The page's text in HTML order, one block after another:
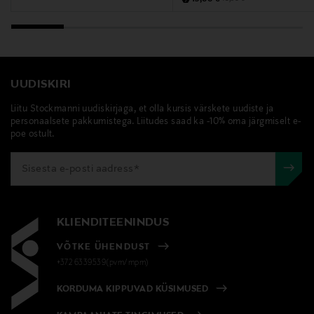
Tootja
Tootja aadress
Asentajankatu 5, 00880 Helsinki, Finland
itu@itubiodyn.fi
Dr.Hauschka, päevakreem, roosikreem, nahahooldus
UUDISKIRI
Liitu Stockmanni uudiskirjaga, et olla kursis värskete uudiste ja
personaalsete pakkumistega. Liitudes saad ka -10% oma järgmiselt e-
poe ostult.
KLIENDITEENINDUS
VÕTKE ÜHENDUST
+372 6339539(pvm/mpm)
KORDUMA KIPPUVAD KÜSIMUSED